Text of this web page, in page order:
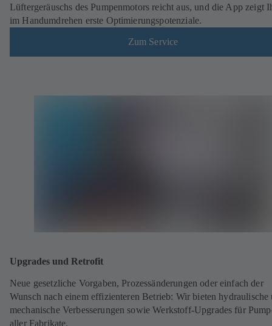
Lüftergeräuschs des Pumpenmotors reicht aus, und die App zeigt
im Handumdrehen erste Optimierungspotenziale.
Zum Service
Upgrades und Retrofit
Neue gesetzliche Vorgaben, Prozessänderungen oder einfach der
Wunsch nach einem effizienteren Betrieb: Wir bieten hydraulische
mechanische Verbesserungen sowie Werkstoff-Upgrades für
aller Fabrikate.